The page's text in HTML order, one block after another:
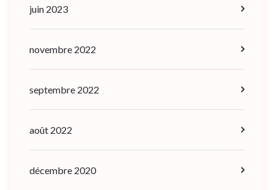
juin 2023
novembre 2022
septembre 2022
août 2022
décembre 2020